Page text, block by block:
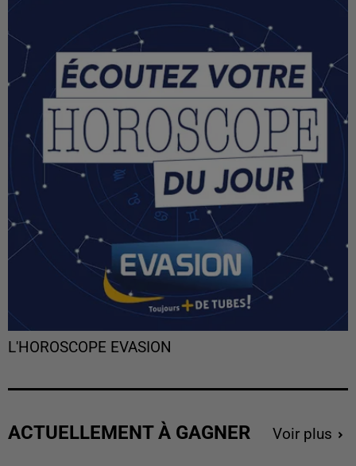
L'HOROSCOPE EVASION
ACTUELLEMENT À GAGNER Voir plus